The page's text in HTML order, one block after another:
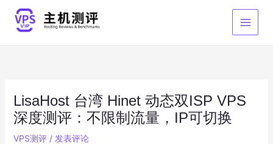
LisaHost 台湾 Hinet 动态双ISP VPS
深度测评：不限制流量，IP可切换
VPS测评/ 发表评论